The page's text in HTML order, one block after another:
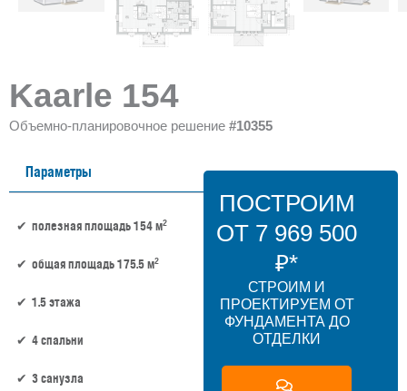
Kaarle 154
Объемно-планировочное решение #10355
Параметры
полезная площадь 154 м2
общая площадь 175.5 м2
1.5 этажа
4 спальни
3 санузла
ПОСТРОИМ
ОТ 7 969 500
₽*
СТРОИМ И
ПРОЕКТИРУЕМ ОТ
ФУНДАМЕНТА ДО
ОТДЕЛКИ